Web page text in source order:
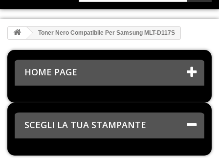
Toner Nero Compatibile Per Samsung MLT-D117S
HOME PAGE
SCEGLI LA TUA STAMPANTE